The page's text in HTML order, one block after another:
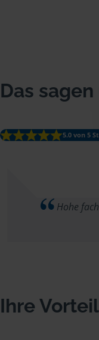
Das
5.0 von 5
Hohe
Ihre